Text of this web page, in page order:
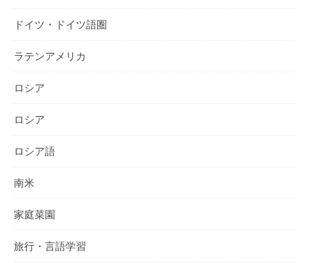
ドイツ・ドイツ語圏
ラテンアメリカ
ロシア
ロシア
ロシア語
南米
家庭菜園
旅行・言語学習